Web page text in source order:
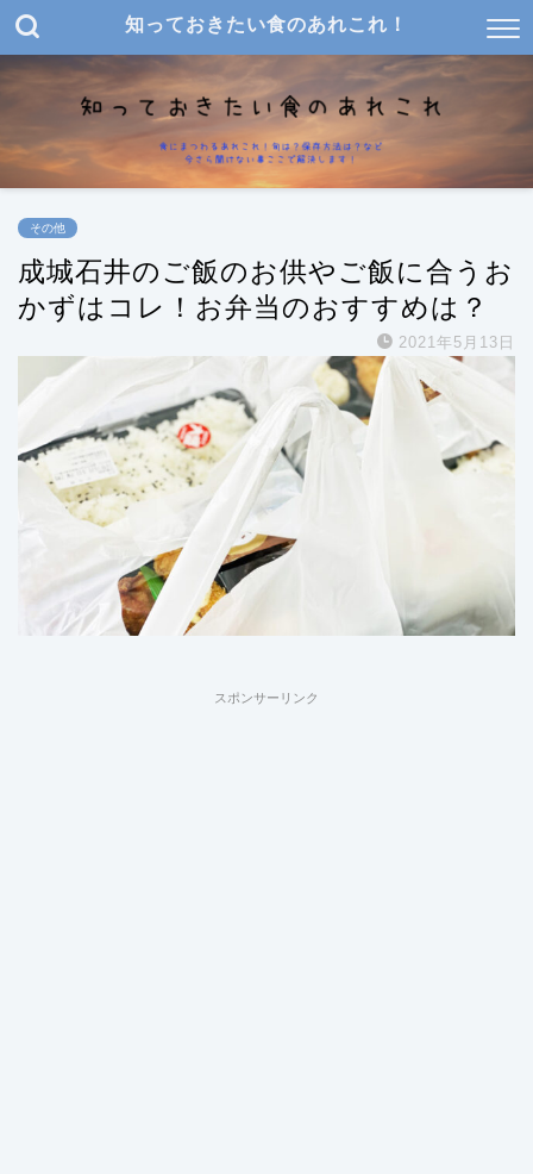
知っておきたい食のあれこれ！
その他
成城石井のご飯のお供やご飯に合うお
かずはコレ！お弁当のおすすめは？
2021年5月13日
スポンサーリンク